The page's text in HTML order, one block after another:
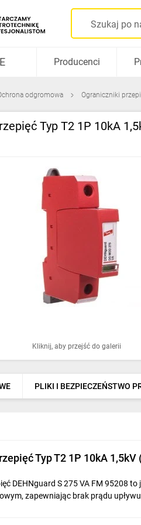
Producenci
odgromowa Ograniczniki
Typ T2 1P 10kA
Kliknij, aby przejść do galerii
PLIKI I BEZPIECZEŃSTWO
Typ T2 1P 10kA
DEHNguard S 275 VA FM 95208
zapewniając brak prądu